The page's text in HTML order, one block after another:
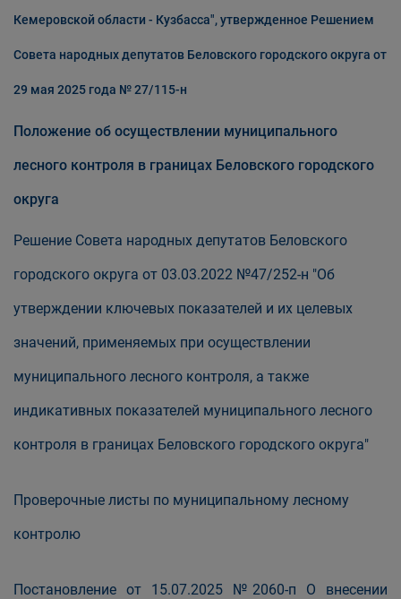
территории "Беловского городского округа"
Кемеровской области - Кузбасса", утвержденное Решением
Совета народных депутатов Беловского городского округа от
29 мая 2025 года № 27/115-н
Положение об осуществлении муниципального
лесного контроля в границах Беловского городского
округа
Решение Совета народных депутатов Беловского
городского округа от 03.03.2022 №47/252-н "Об
утверждении ключевых показателей и их целевых
значений, применяемых при осуществлении
муниципального лесного контроля, а также
индикативных показателей муниципального лесного
контроля в границах Беловского городского округа"
Проверочные листы по муниципальному лесному
контролю
Постановление от 15.07.2025 №2060-п О внесении